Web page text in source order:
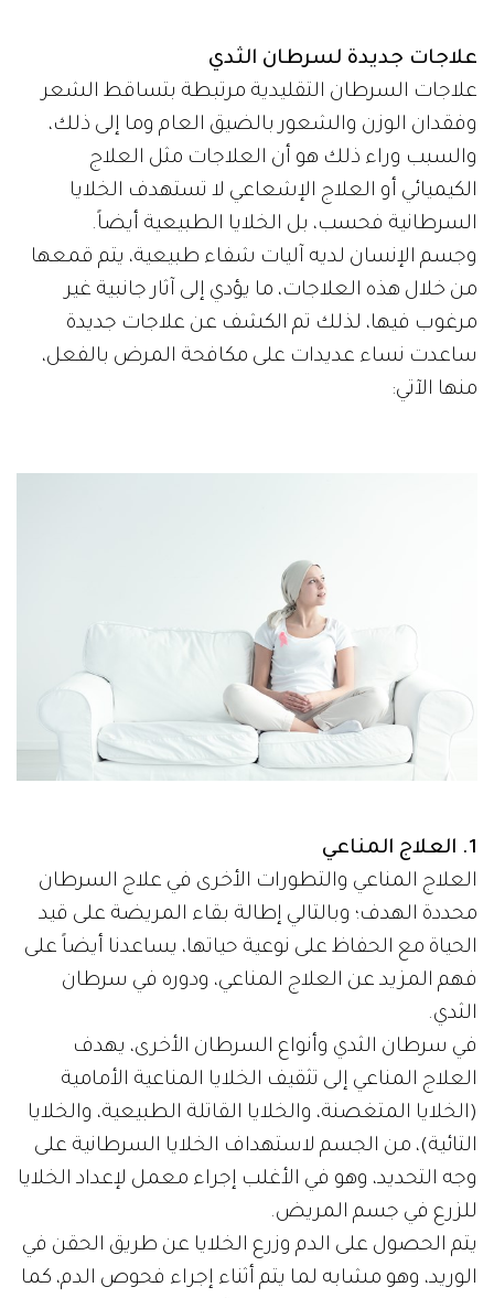
علاجات جديدة لسرطان الثدي
علاجات السرطان التقليدية مرتبطة بتساقط الشعر
وفقدان الوزن والشعور بالضيق العام وما إلى ذلك،
والسبب وراء ذلك هو أن العلاجات مثل العلاج
الكيميائي أو العلاج الإشعاعي لا تستهدف الخلايا
السرطانية فحسب، بل الخلايا الطبيعية أيضاً.
وجسم الإنسان لديه آليات شفاء طبيعية، يتم قمعها
من خلال هذه العلاجات، ما يؤدي إلى آثار جانبية غير
مرغوب فيها، لذلك تم الكشف عن علاجات جديدة
ساعدت نساء عديدات على مكافحة المرض بالفعل،
منها الآتي:
1. العلاج المناعي
العلاج المناعي والتطورات الأخرى في علاج السرطان
محددة الهدف؛ وبالتالي إطالة بقاء المريضة على قيد
الحياة مع الحفاظ على نوعية حياتها، يساعدنا أيضاً على
فهم المزيد عن العلاج المناعي، ودوره في سرطان
الثدي.
في سرطان الثدي وأنواع السرطان الأخرى، يهدف
العلاج المناعي إلى تثقيف الخلايا المناعية الأمامية
(الخلايا المتغصنة، والخلايا القاتلة الطبيعية، والخلايا
التائية)، من الجسم لاستهداف الخلايا السرطانية على
وجه التحديد، وهو في الأغلب إجراء معمل لإعداد الخلايا
للزرع في جسم المريض.
يتم الحصول على الدم وزرع الخلايا عن طريق الحقن في
الوريد، وهو مشابه لما يتم أثناء إجراء فحوص الدم، كما